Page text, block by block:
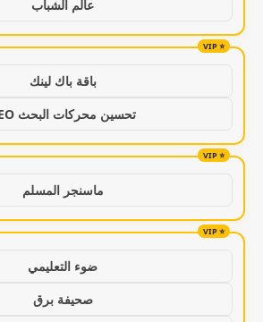
عالم الشباب
باقة باك لينك
تحسين محركات البحث SEO
ماسنجر المسلم
ضوء التعليمي
صحيفة برق